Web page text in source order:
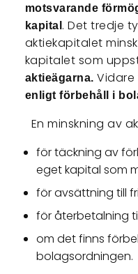
motsvarande
kapital . Det tredje
aktiekapitalet
kapitalet som
aktieägarna.Vidare
enligt förbehåll i
En minskning av
för täckning av
eget kapital som
för avsättning till
för återbetalning
om det finns
bolagsordningen.